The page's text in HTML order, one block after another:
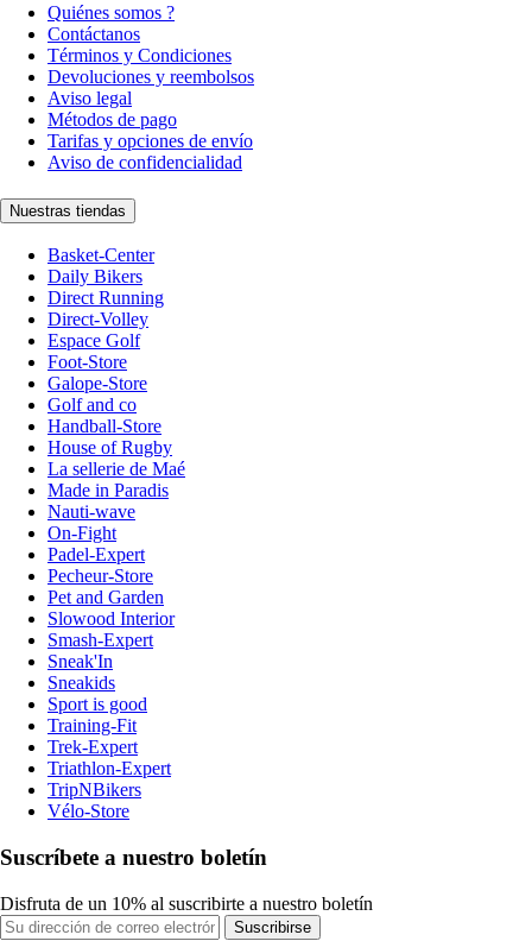
Quiénes somos ?
Contáctanos
Términos y Condiciones
Devoluciones y reembolsos
Aviso legal
Métodos de pago
Tarifas y opciones de envío
Aviso de confidencialidad
Nuestras tiendas
Basket-Center
Daily Bikers
Direct Running
Direct-Volley
Espace Golf
Foot-Store
Galope-Store
Golf and co
Handball-Store
House of Rugby
La sellerie de Maé
Made in Paradis
Nauti-wave
On-Fight
Padel-Expert
Pecheur-Store
Pet and Garden
Slowood Interior
Smash-Expert
Sneak'In
Sneakids
Sport is good
Training-Fit
Trek-Expert
Triathlon-Expert
TripNBikers
Vélo-Store
Suscríbete a nuestro boletín
Disfruta de un 10% al suscribirte a nuestro boletín
Suscribirse